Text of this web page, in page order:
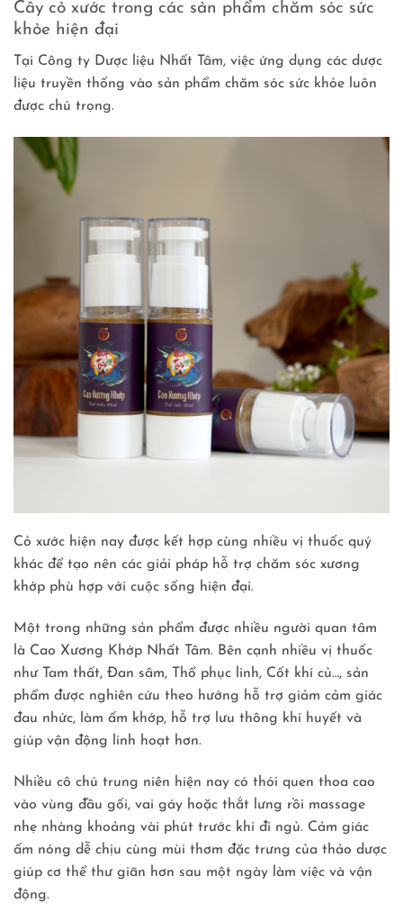
Cây cỏ xước trong các sản phẩm chăm sóc sức
khỏe hiện đại
Tại Công ty Dược liệu Nhất Tâm, việc ứng dụng các dược
liệu truyền thống vào sản phẩm chăm sóc sức khỏe luôn
được chú trọng.
Cỏ xước hiện nay được kết hợp cùng nhiều vị thuốc quý
khác để tạo nên các giải pháp hỗ trợ chăm sóc xương
khớp phù hợp với cuộc sống hiện đại.
Một trong những sản phẩm được nhiều người quan tâm
là Cao Xương Khớp Nhất Tâm. Bên cạnh nhiều vị thuốc
như Tam thất, Đan sâm, Thổ phục linh, Cốt khí củ…, sản
phẩm được nghiên cứu theo hướng hỗ trợ giảm cảm giác
đau nhức, làm ấm khớp, hỗ trợ lưu thông khí huyết và
giúp vận động linh hoạt hơn.
Nhiều cô chú trung niên hiện nay có thói quen thoa cao
vào vùng đầu gối, vai gáy hoặc thắt lưng rồi massage
nhẹ nhàng khoảng vài phút trước khi đi ngủ. Cảm giác
ấm nóng dễ chịu cùng mùi thơm đặc trưng của thảo dược
giúp cơ thể thư giãn hơn sau một ngày làm việc và vận
động.